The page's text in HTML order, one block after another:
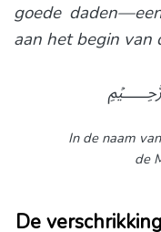
goede
aan het begin van
In de naam
de
De